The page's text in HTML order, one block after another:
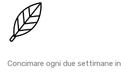
Concimare ogni due settimane